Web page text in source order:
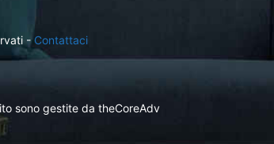
-Contattaci
sono gestite da theCoreAdv